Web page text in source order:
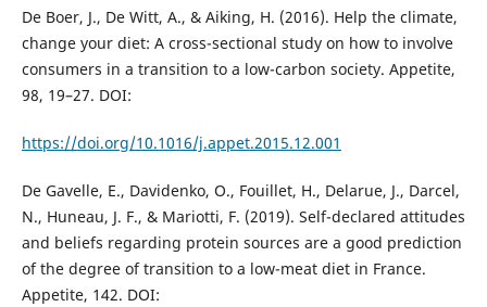
De Boer, J., De Witt, A., & Aiking, H. (2016). Help the climate,
change your diet: A cross-sectional study on how to involve
consumers in a transition to a low-carbon society. Appetite,
98, 19–27. DOI:
https://doi.org/10.1016/j.appet.2015.12.001
De Gavelle, E., Davidenko, O., Fouillet, H., Delarue, J., Darcel,
N., Huneau, J. F., & Mariotti, F. (2019). Self-declared attitudes
and beliefs regarding protein sources are a good prediction
of the degree of transition to a low-meat diet in France.
Appetite, 142. DOI: